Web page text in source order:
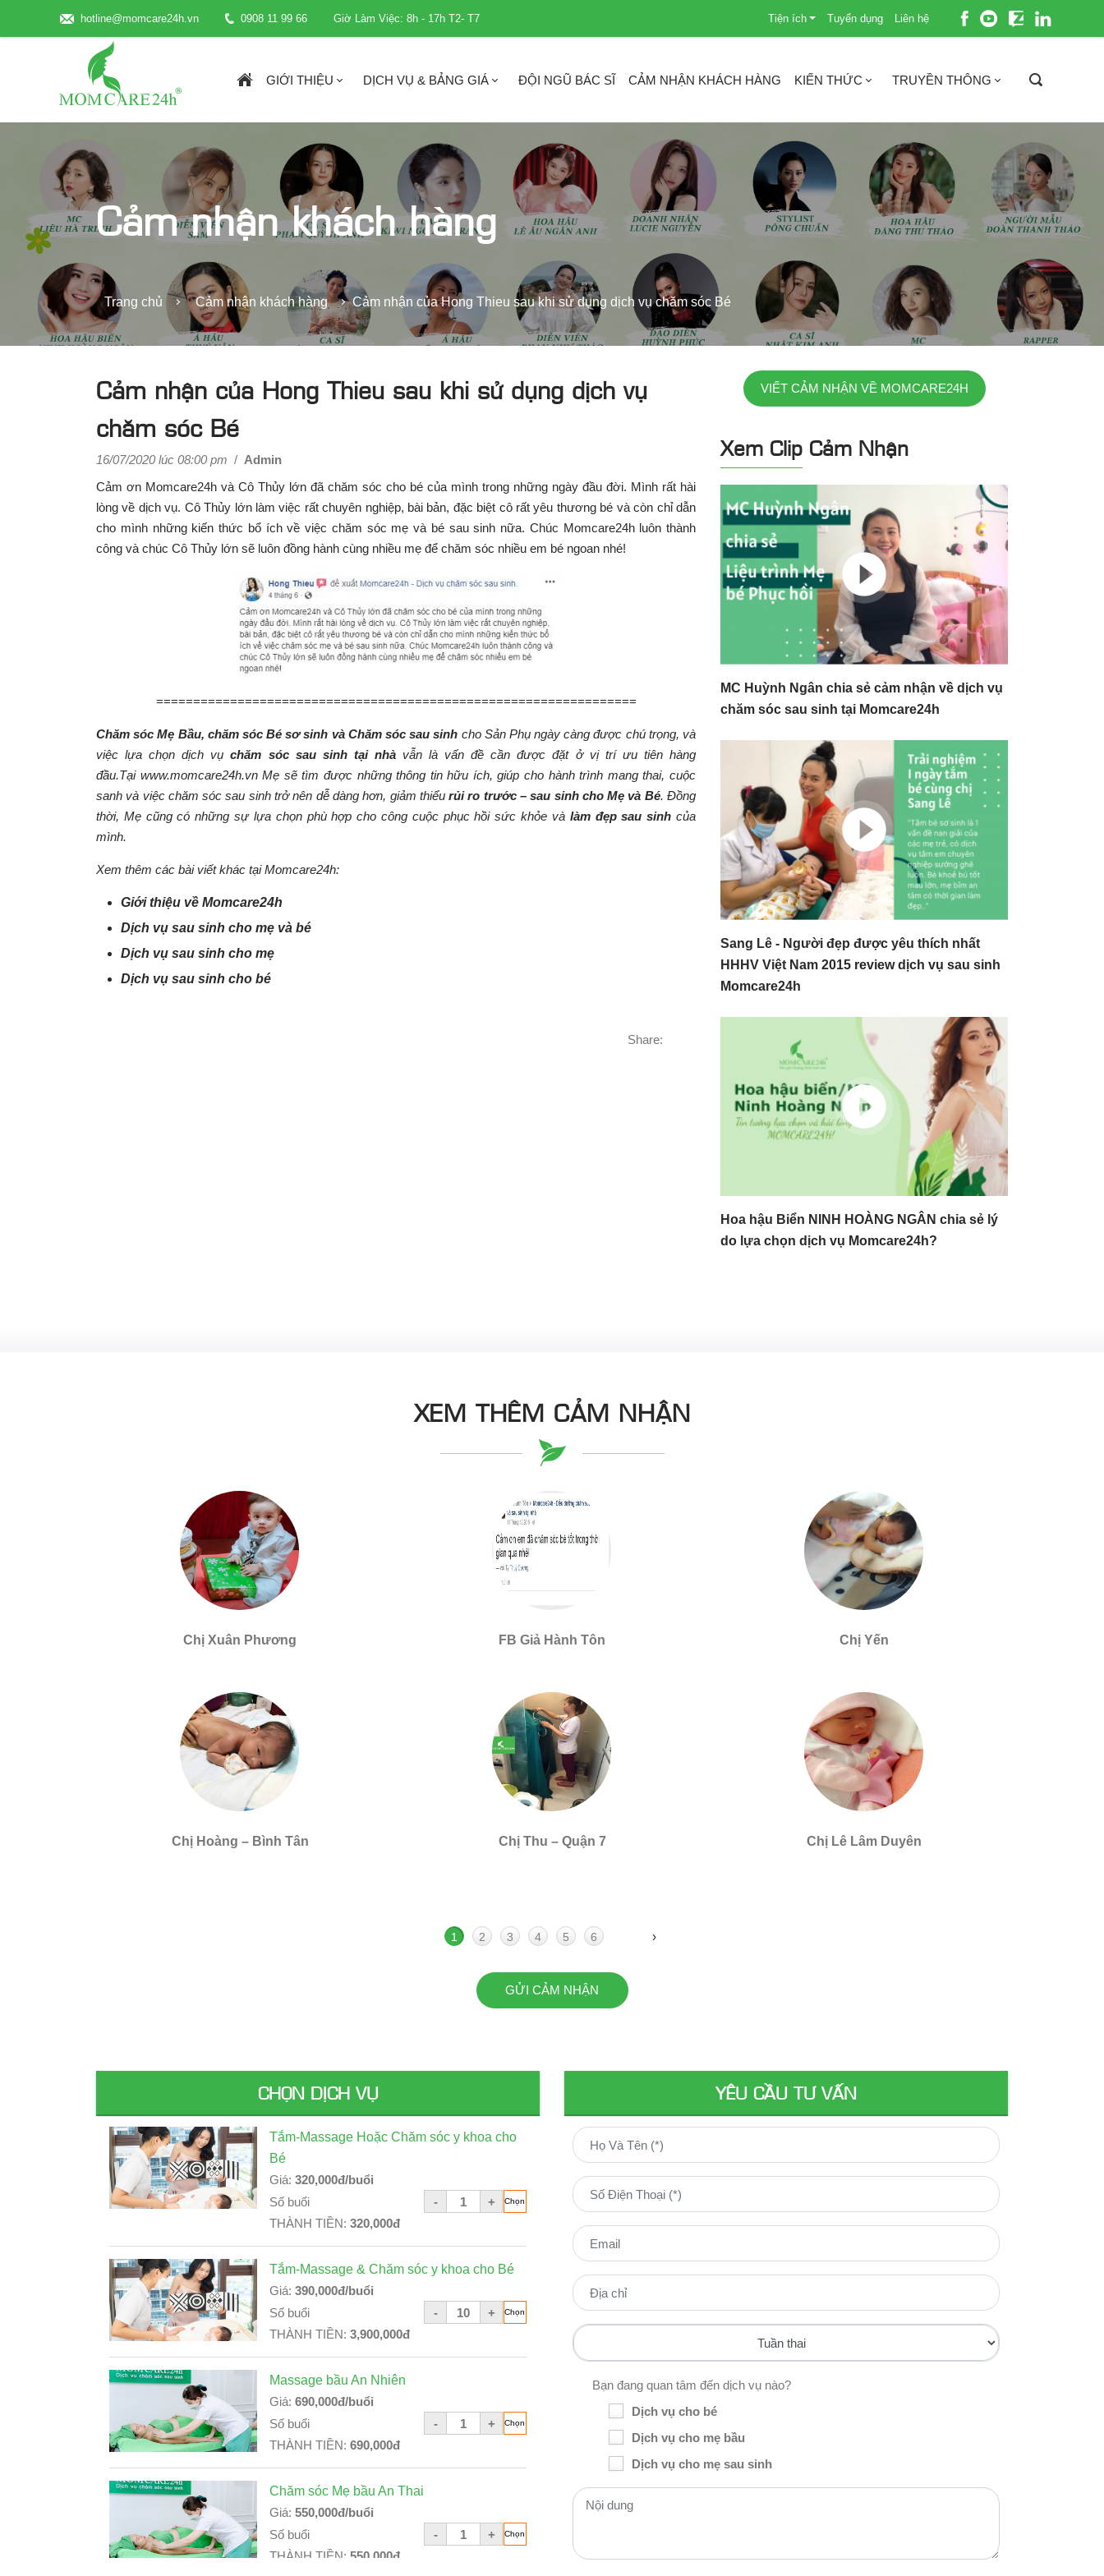
hotline@momcare24h.vn 0908 11 99 66 Giờ Làm Việc: 8h - 17h T2- T7 Tiện ích Tuyển dụng Liên hệ
GIỚI THIỆU DỊCH VỤ & BẢNG GIÁ ĐỘI NGŨ BÁC SĨ CẢM NHẬN KHÁCH HÀNG KIẾN THỨC TRUYỀN THÔNG
Cảm nhận khách hàng
Trang chủ Cảm nhận khách hàng Cảm nhận của Hong Thieu sau khi sử dụng dịch vụ chăm sóc Bé
Cảm nhận của Hong Thieu sau khi sử dụng dịch vụ
chăm sóc Bé
16/07/2020 lúc 08:00 pm / Admin
Cảm ơn Momcare24h và Cô Thủy lớn đã chăm sóc cho bé của mình trong những ngày đầu đời. Mình rất hài
lòng về dịch vụ. Cô Thủy lớn làm việc rất chuyên nghiệp, bài bản, đặc biệt cô rất yêu thương bé và còn chỉ dẫn
cho mình những kiến thức bổ ích về việc chăm sóc mẹ và bé sau sinh nữa. Chúc Momcare24h luôn thành
công và chúc Cô Thủy lớn sẽ luôn đồng hành cùng nhiều mẹ để chăm sóc nhiều em bé ngoan nhé!
=================================================================
Chăm sóc Mẹ Bầu, chăm sóc Bé sơ sinh và Chăm sóc sau sinh cho Sản Phụ ngày càng được chú trọng, và
việc lựa chọn dịch vụchăm sóc sau sinh tại nhàvẫn là vấn đề cần được đặt ở vị trí ưu tiên hàng
đầu.Tại www.momcare24h.vnMẹ sẽ tìm được những thông tin hữu ích, giúp cho hành trình mang thai, cuộc
sanh và việc chăm sóc sau sinh trở nên dễ dàng hơn, giảm thiểurủi ro trước – sau sinh cho Mẹ và Bé. Đồng
thời, Mẹ cũng có những sự lựa chọn phù hợp cho công cuộc phục hồi sức khỏe và làm đẹp sau sinh của
mình.
Xem thêm các bài viết khác tại Momcare24h:
Giới thiệu về Momcare24h
Dịch vụ sau sinh cho mẹ và bé
Dịch vụ sau sinh cho mẹ
Dịch vụ sau sinh cho bé
Share:
VIẾT CẢM NHẬN VỀ MOMCARE24H
Xem Clip Cảm Nhận
MC Huỳnh Ngân chia sẻ cảm nhận về dịch vụ
chăm sóc sau sinh tại Momcare24h
Sang Lê - Người đẹp được yêu thích nhất
HHHV Việt Nam 2015 review dịch vụ sau sinh
Momcare24h
Hoa hậu Biển NINH HOÀNG NGÂN chia sẻ lý
do lựa chọn dịch vụ Momcare24h?
XEM THÊM CẢM NHẬN
Chị Xuân Phương FB Giả Hành Tôn Chị Yến
Chị Hoàng – Bình Tân Chị Thu – Quận 7 Chị Lê Lâm Duyên
1 2 3 4 5 6 ›
GỬI CẢM NHẬN
CHỌN DỊCH VỤ
Tắm-Massage Hoặc Chăm sóc y khoa cho
Bé
Giá: 320,000đ/buổi
Số buổi
-
+
THÀNH TIỀN: 320,000đ
Tắm-Massage & Chăm sóc y khoa cho Bé
Giá: 390,000đ/buổi
Số buổi
-
+
THÀNH TIỀN: 3,900,000đ
Massage bầu An Nhiên
Giá: 690,000đ/buổi
Số buổi
-
+
THÀNH TIỀN: 690,000đ
Chăm sóc Mẹ bầu An Thai
Giá: 550,000đ/buổi
Số buổi
-
+
THÀNH TIỀN: 550,000đ
YÊU CẦU TƯ VẤN
Bạn đang quan tâm đến dịch vụ nào?
Dịch vụ cho bé
Dịch vụ cho mẹ bầu
Dịch vụ cho mẹ sau sinh